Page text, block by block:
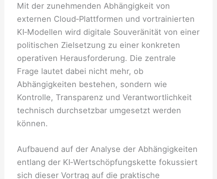
Mit der zunehmenden Abhängigkeit von
externen Cloud‑Plattformen und vortrainierten
KI‑Modellen wird digitale Souveränität von einer
politischen Zielsetzung zu einer konkreten
operativen Herausforderung. Die zentrale
Frage lautet dabei nicht mehr, ob
Abhängigkeiten bestehen, sondern wie
Kontrolle, Transparenz und Verantwortlichkeit
technisch durchsetzbar umgesetzt werden
können.
Aufbauend auf der Analyse der Abhängigkeiten
entlang der KI‑Wertschöpfungskette fokussiert
sich dieser Vortrag auf die praktische